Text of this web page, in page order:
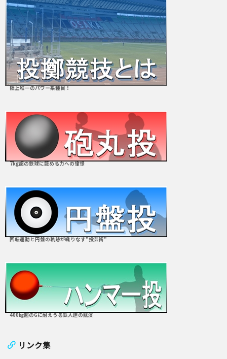
陸上唯一のパワー系種目！
7kg超の鉄球に籠める力への憧憬
回転運動と円盤の軌跡が織りなす"投芸術"
400㎏超のGに耐えうる鉄人達の競演
リンク集